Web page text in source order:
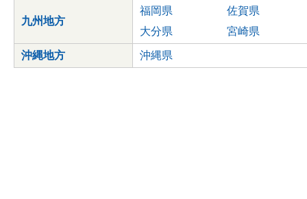
九州地方
福岡県
佐賀県
大分県
宮崎県
沖縄地方 沖縄県